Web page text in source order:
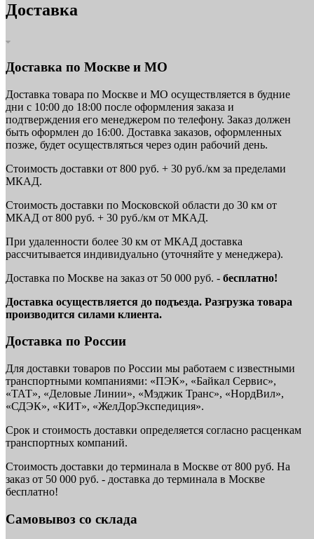
Доставка
Доставка по Москве и МО
Доставка товара по Москве и МО осуществляется в будние
дни с 10:00 до 18:00 после оформления заказа и
подтверждения его менеджером по телефону. Заказ должен
быть оформлен до 16:00. Доставка заказов, оформленных
позже, будет осуществляться через один рабочий день.
Стоимость доставки от 800 руб. + 30 руб./км за пределами
МКАД.
Стоимость доставки по Московской области до 30 км от
МКАД от 800 руб. + 30 руб./км от МКАД.
При удаленности более 30 км от МКАД доставка
рассчитывается индивидуально (уточняйте у менеджера).
Доставка по Москве на заказ от 50 000 руб. - бесплатно!
Доставка осуществляется до подъезда. Разгрузка товара
производится силами клиента.
Доставка по России
Для доставки товаров по России мы работаем с известными
транспортными компаниями: «ПЭК», «Байкал Сервис»,
«ТАТ», «Деловые Линии», «Мэджик Транс», «НордВил»,
«СДЭК», «КИТ», «ЖелДорЭкспедиция».
Срок и стоимость доставки определяется согласно расценкам
транспортных компаний.
Стоимость доставки до терминала в Москве от 800 руб. На
заказ от 50 000 руб. - доставка до терминала в Москве
бесплатно!
Самовывоз со склада